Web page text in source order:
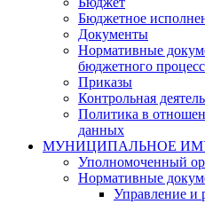
Бюджетное
Документы
Нормативные
бюджетного
Приказы
Контрольная
Политика в
данных
МУНИЦИПАЛЬНОЕ
Уполномоченный
Нормативные
Управление и